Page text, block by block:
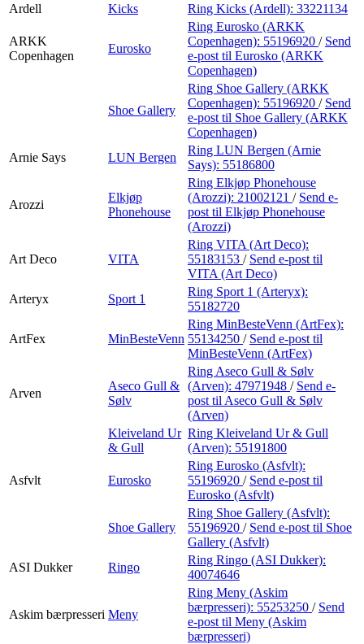
Ardell
Kicks Ring Kicks (Ardell): 33221134
ARKK
Copenhagen
Eurosko
Ring Eurosko (ARKK
Copenhagen): 55196920 / Send
e-post til Eurosko (ARKK
Copenhagen)
Shoe Gallery
Ring Shoe Gallery (ARKK
Copenhagen): 55196920 / Send
e-post til Shoe Gallery (ARKK
Copenhagen)
Arnie Says
LUN Bergen
Ring LUN Bergen (Arnie
Says): 55186800
Arozzi
Elkjøp
Phonehouse
Ring Elkjøp Phonehouse
(Arozzi): 21002121 / Send e-
post til Elkjøp Phonehouse
(Arozzi)
Art Deco VITA
Ring VITA (Art Deco):
55183153 / Send e-post til
VITA (Art Deco)
Arteryx
Sport 1
Ring Sport 1 (Arteryx):
55182720
ArtFex MinBesteVenn
Ring MinBesteVenn (ArtFex):
55134250 / Send e-post til
MinBesteVenn (ArtFex)
Arven
Aseco Gull &
Sølv
Ring Aseco Gull & Sølv
(Arven): 47971948 / Send e-
post til Aseco Gull & Sølv
(Arven)
Kleiveland Ur
& Gull
Ring Kleiveland Ur & Gull
(Arven): 55191800
Asfvlt Eurosko
Ring Eurosko (Asfvlt):
55196920 / Send e-post til
Eurosko (Asfvlt)
Shoe Gallery
Ring Shoe Gallery (Asfvlt):
55196920 / Send e-post til Shoe
Gallery (Asfvlt)
ASI Dukker
Ringo
Ring Ringo (ASI Dukker):
40074646
Askim bærpresseri Meny
Ring Meny (Askim
bærpresseri): 55253250 / Send
e-post til Meny (Askim
bærpresseri)